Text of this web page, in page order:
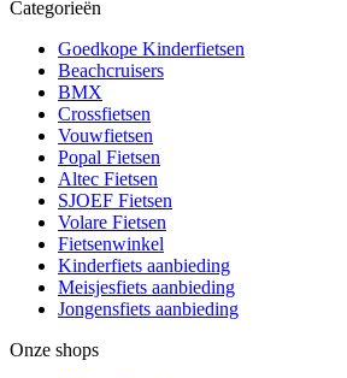
Categorieën
Goedkope Kinderfietsen
Beachcruisers
BMX
Crossfietsen
Vouwfietsen
Popal Fietsen
Altec Fietsen
SJOEF Fietsen
Volare Fietsen
Fietsenwinkel
Kinderfiets aanbieding
Meisjesfiets aanbieding
Jongensfiets aanbieding
Onze shops